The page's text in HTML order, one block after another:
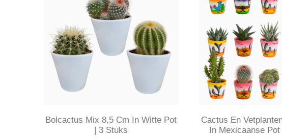
Bolcactus Mix 8,5 Cm In Witte Pot
| 3 Stuks
Cactus En
In Mexicaanse